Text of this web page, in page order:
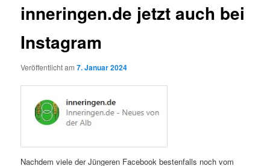
inneringen.de jetzt auch bei
Instagram
Veröffentlicht am7. Januar 2024
Nachdem viele der Jüngeren Facebook bestenfalls noch vom